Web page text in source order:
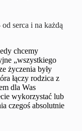
serca i na każdą
chcemy
„wszystkiego
życzenia były
łączy rodzica z
dla Was
wykorzystać lub
czegoś absolutnie